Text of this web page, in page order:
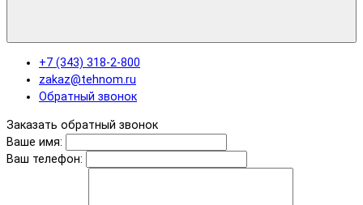
+7 (343) 318-2-800
zakaz@tehnom.ru
Обратный звонок
Заказать обратный звонок
Ваше имя:
Ваш телефон: